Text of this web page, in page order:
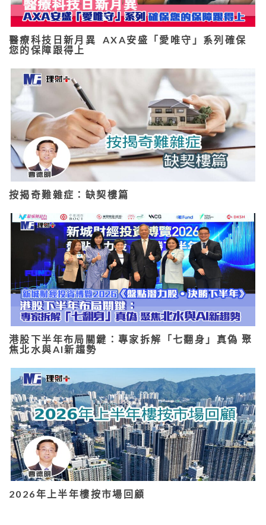
醫療科技日新月異 AXA安盛「愛唯守」系列確保
您的保障跟得上
按揭奇難雜症：缺契樓篇
港股下半年布局關鍵：專家拆解「七翻身」真偽 聚
焦北水與AI新趨勢
2026年上半年樓按市場回顧